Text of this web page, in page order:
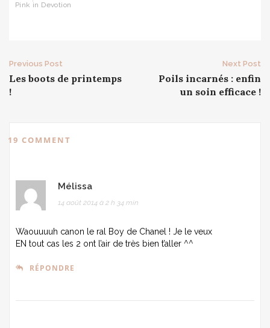
Pink in Devotion
Post
navigation
Previous Post
Les boots de printemps
!
Next Post
Poils incarnés : enfin
un soin efficace !
19 COMMENT
Mélissa
14 août 2014 à 2 h 34 min
Waouuuuh canon le ral Boy de Chanel ! Je le veux
EN tout cas les 2 ont l’air de très bien t’aller ^^
RÉPONDRE